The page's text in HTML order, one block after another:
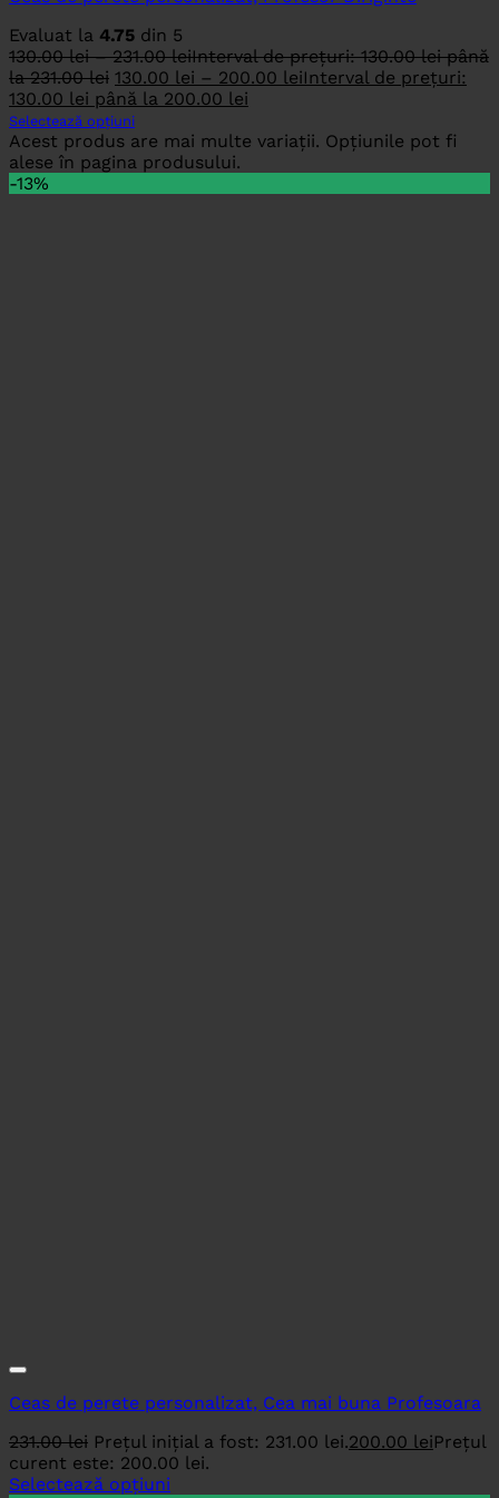
Evaluat la 4.75 din 5
130.00lei – 231.00leiInterval de prețuri: 130.00 lei până
la 231.00 lei 130.00 lei – 200.00 leiInterval de prețuri:
130.00 lei până la 200.00 lei
Selectează opțiuni
Acest produs are mai multe variații. Opțiunile pot fi
alese în pagina produsului.
-13%
Ceas de perete personalizat, Cea mai buna Profesoara
231.00lei Prețul inițial a fost: 231.00 lei.200.00 leiPrețul
curent este: 200.00 lei.
Selectează opțiuni